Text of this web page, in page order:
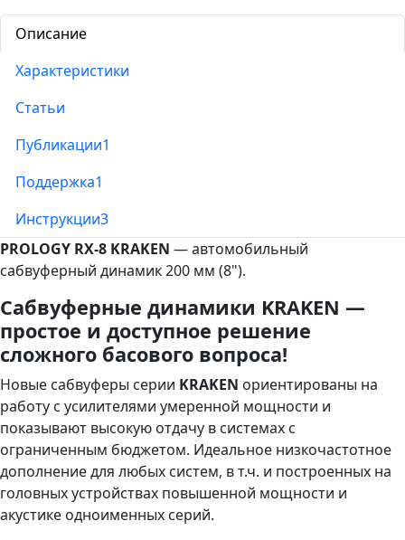
Описание
Характеристики
Статьи
Публикации1
Поддержка1
Инструкции3
PROLOGY RX-8 KRAKEN — автомобильный
сабвуферный динамик 200 мм (8").
Сабвуферные динамики KRAKEN —
простое и доступное решение
сложного басового вопроса!
Новые сабвуферы серии KRAKEN ориентированы на
работу с усилителями умеренной мощности и
показывают высокую отдачу в системах с
ограниченным бюджетом. Идеальное низкочастотное
дополнение для любых систем, в т.ч. и построенных на
головных устройствах повышенной мощности и
акустике одноименных серий.